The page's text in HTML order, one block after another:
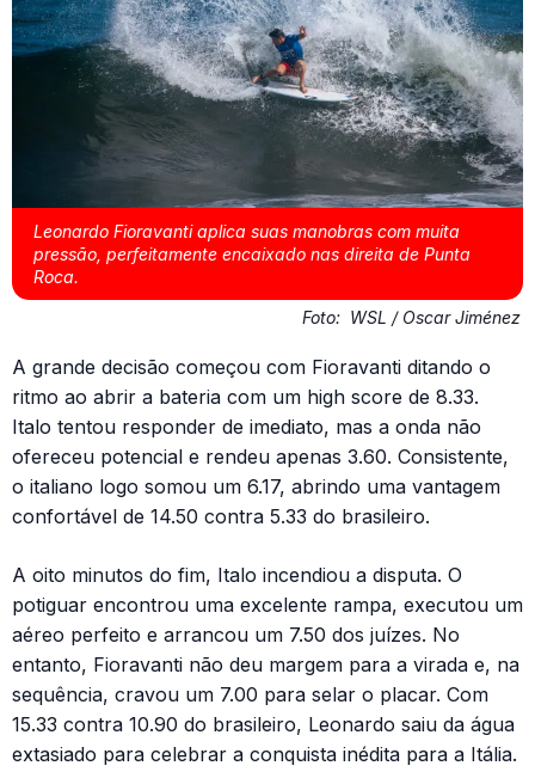
Leonardo Fioravanti aplica suas manobras com muita
pressão, perfeitamente encaixado nas direita de Punta
Roca.
Foto: WSL / Oscar Jiménez
A grande decisão começou com Fioravanti ditando o
ritmo ao abrir a bateria com um high score de 8.33.
Italo tentou responder de imediato, mas a onda não
ofereceu potencial e rendeu apenas 3.60. Consistente,
o italiano logo somou um 6.17, abrindo uma vantagem
confortável de 14.50 contra 5.33 do brasileiro.
A oito minutos do fim, Italo incendiou a disputa. O
potiguar encontrou uma excelente rampa, executou um
aéreo perfeito e arrancou um 7.50 dos juízes. No
entanto, Fioravanti não deu margem para a virada e, na
sequência, cravou um 7.00 para selar o placar. Com
15.33 contra 10.90 do brasileiro, Leonardo saiu da água
extasiado para celebrar a conquista inédita para a Itália.